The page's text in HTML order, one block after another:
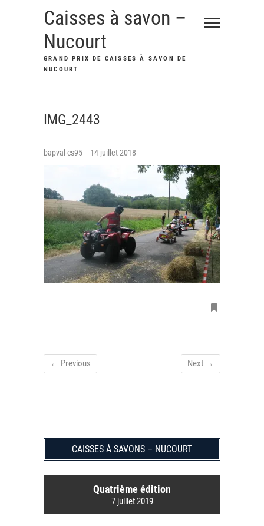
Caisses à savon –
Nucourt
GRAND PRIX DE CAISSES À SAVON DE
NUCOURT
IMG_2443
bapval-cs95 14 juillet 2018
← Previous Next →
CAISSES À SAVONS – NUCOURT
Quatrième édition
7 juillet 2019